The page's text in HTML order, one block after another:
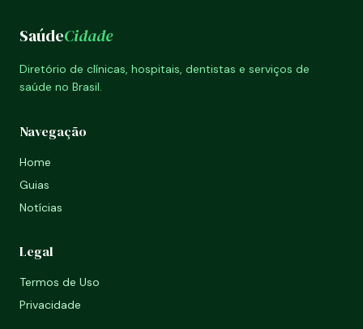
SaúdeCidade
Diretório de clínicas, hospitais, dentistas e serviços de
saúde no Brasil.
Navegação
Home
Guias
Notícias
Legal
Termos de Uso
Privacidade